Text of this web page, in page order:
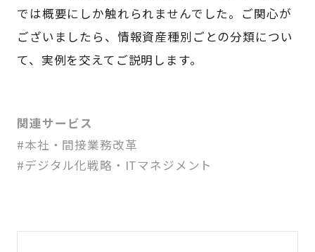
では概要にしか触れられませんでした。ご関心が
ございましたら、情報資産種別ごとの分類につい
て、実例を交えてご説明します。
関連サービス
#本社・間接業務改革
#デジタル化戦略・ITマネジメント